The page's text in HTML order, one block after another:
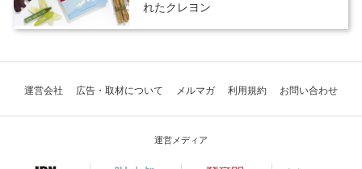
れたクレヨン
運営会社 広告・取材について メルマガ 利用規約 お問い合わせ
運営メディア